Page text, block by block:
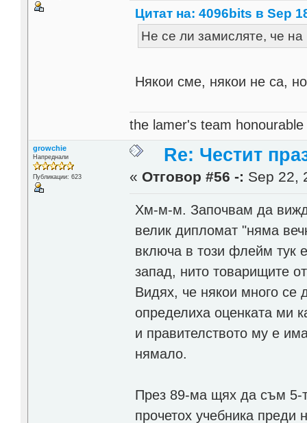
Цитат на: 4096bits в Sep
Не се ли замисляте, че
Някои сме, някои не са,
the lamer's team
growchie
Напреднали
Публикации: 623
Re: Честит
« Отговор #56 -: Sep 22,
Хм-м-м. Започвам да
велик дипломат "няма
включа в този флейм тук
запад, нито товарищите
Видях, че някои много се
определиха оценката ми
и правителството му е
нямало.
През 89-ма щях да съм 5-
прочетох учебника преди